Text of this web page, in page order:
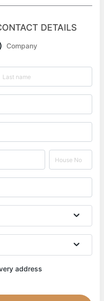
DETAILS
Company
address